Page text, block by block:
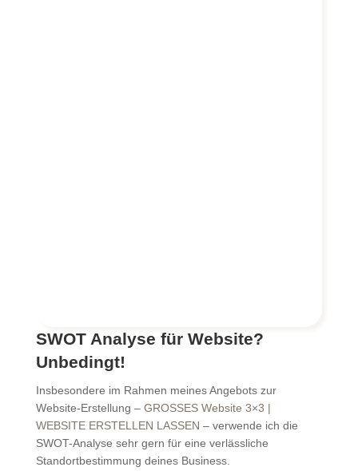
SWOT Analyse für Website?
Unbedingt!
Insbesondere im Rahmen meines Angebots zur
Website-Erstellung – GROSSES Website 3×3 |
WEBSITE ERSTELLEN LASSEN – verwende ich die
SWOT-Analyse sehr gern für eine verlässliche
Standortbestimmung deines Business.